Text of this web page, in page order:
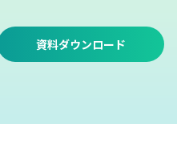
資料ダウンロード